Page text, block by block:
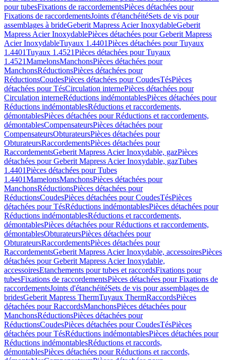
pour tubesFixations de raccordementsPièces détachées pour
Fixations de raccordementsJoints d'étanchéitéSets de vis pour
assemblages à brideGeberit Mapress Acier InoxydableGeberit
Mapress Acier InoxydablePièces détachées pour Geberit Mapress
Acier InoxydableTuyaux 1.4401Pièces détachées pour Tuyaux
1.4401Tuyaux 1.4521Pièces détachées pour Tuyaux
1.4521MamelonsManchonsPièces détachées pour
ManchonsRéductionsPièces détachées pour
RéductionsCoudesPièces détachées pour CoudesTésPièces
détachées pour TésCirculation internePièces détachées pour
Circulation interneRéductions indémontablesPièces détachées pour
Réductions indémontablesRéductions et raccordements,
démontablesPièces détachées pour Réductions et raccordements,
démontablesCompensateursPièces détachées pour
CompensateursObturateursPièces détachées pour
ObturateursRaccordementsPièces détachées pour
RaccordementsGeberit Mapress Acier Inoxydable, gazPièces
détachées pour Geberit Mapress Acier Inoxydable, gazTubes
1.4401Pièces détachées pour Tubes
1.4401MamelonsManchonsPièces détachées pour
ManchonsRéductionsPièces détachées pour
RéductionsCoudesPièces détachées pour CoudesTésPièces
détachées pour TésRéductions indémontablesPièces détachées pour
Réductions indémontablesRéductions et raccordements,
démontablesPièces détachées pour Réductions et raccordements,
démontablesObturateursPièces détachées pour
ObturateursRaccordementsPièces détachées pour
RaccordementsGeberit Mapress Acier Inoxydable, accessoiresPièces
détachées pour Geberit Mapress Acier Inoxydable,
accessoiresEtanchements pour tubes et raccordsFixations pour
tubesFixations de raccordementsPièces détachées pour Fixations de
raccordementsJoints d'étanchéitéSets de vis pour assemblages de
bridesGeberit Mapress ThermTuyaux ThermRaccordsPièces
détachées pour RaccordsManchonsPièces détachées pour
ManchonsRéductionsPièces détachées pour
RéductionsCoudesPièces détachées pour CoudesTésPièces
détachées pour TésRéductions indémontablesPièces détachées pour
Réductions indémontablesRéductions et raccords,
démontablesPièces détachées pour Réductions et raccords,